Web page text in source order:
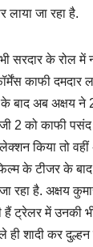
लाया जा रहा है.
सरदार के रोल
काफी
के बाद अब अक्षय
2 को काफी
किया तो वहीं
के टीजर के
रहा है. अक्षय
हैं ट्रेलर में उनकी
ही शादी कर दुल्हन